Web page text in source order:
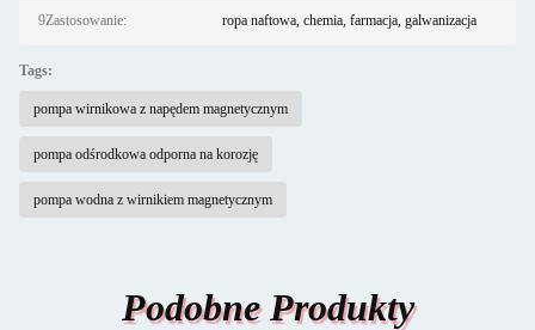
9Zastosowanie: ropa naftowa, chemia, farmacja, galwanizacja
Tags:
pompa wirnikowa z napędem magnetycznym
pompa odśrodkowa odporna na korozję
pompa wodna z wirnikiem magnetycznym
Podobne Produkty